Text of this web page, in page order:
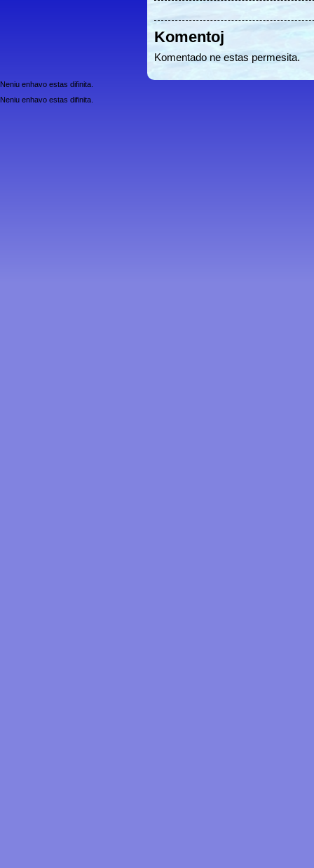
Komentoj
Komentado ne estas permesita.
Neniu enhavo estas difinita.
Neniu enhavo estas difinita.